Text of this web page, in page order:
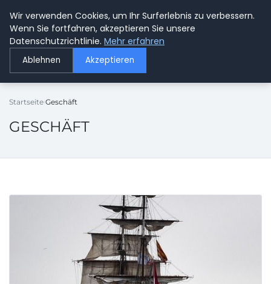
GETOESE IN MOESE
Startseite Geschäft
GESCHÄFT
Wir verwenden Cookies, um Ihr Surferlebnis zu verbessern.
Wenn Sie fortfahren, akzeptieren Sie unsere
Datenschutzrichtlinie. Mehr erfahren
Ablehnen Akzeptieren